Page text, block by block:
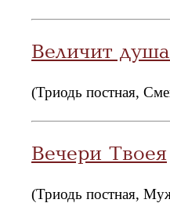
Величит
(Триодь постная,
Вечери Твоея
(Триодь постная,